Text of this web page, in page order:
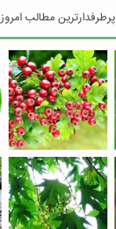
پرطرفدارترین مطالب امروز